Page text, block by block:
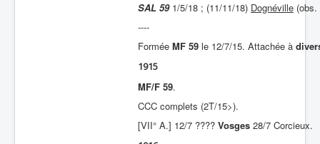
SAL 591/5/18 ; (11/11/18) Dognéville (obs.
----
Formée MF 59 le 12/7/15. Attachée à
1915
MF/F 59.
CCC complets (2T/15>).
[VII° A.] 12/7 ???? Vosges 28/7 Corcieux.